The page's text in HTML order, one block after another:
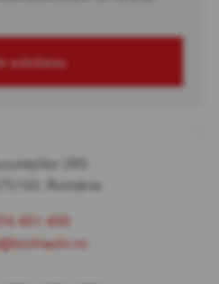
solicitarea
289
România
451 400